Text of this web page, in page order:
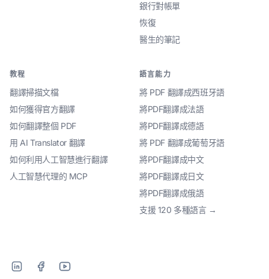
銀行對帳單
恢復
醫生的筆記
教程
翻譯掃描文檔
如何獲得官方翻譯
如何翻譯整個 PDF
用 AI Translator 翻譯
如何利用人工智慧進行翻譯
人工智慧代理的 MCP
語言能力
將 PDF 翻譯成西班牙語
將PDF翻譯成法語
將PDF翻譯成德語
將 PDF 翻譯成葡萄牙語
將PDF翻譯成中文
將PDF翻譯成日文
將PDF翻譯成俄語
支援 120 多種語言 →